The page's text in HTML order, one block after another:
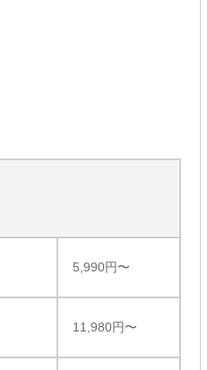
5,990円〜
11,980円〜